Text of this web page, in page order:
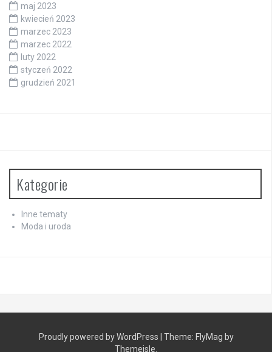
maj 2023
kwiecień 2023
marzec 2023
marzec 2022
luty 2022
styczeń 2022
grudzień 2021
Kategorie
Inne tematy
Moda i uroda
Proudly powered by WordPress | Theme: FlyMag by
Themeisle.